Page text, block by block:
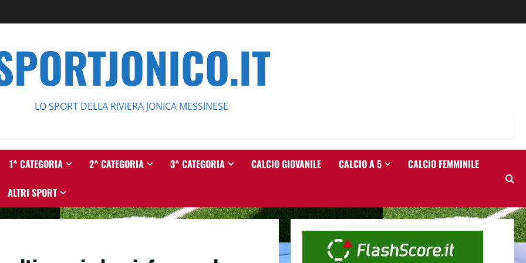
LO SPORT DELLA RIVIERA JONICA MESSINESE
1^ CATEGORIA 2^ CATEGORIA 3^ CATEGORIA CALCIO GIOVANILE CALCIO A 5 CALCIO FEMMINILE
ALTRI SPORT